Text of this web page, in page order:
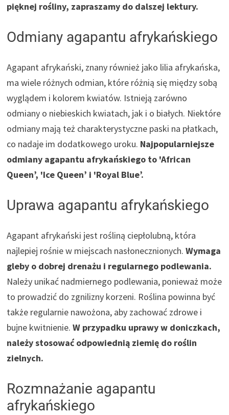
pięknej rośliny, zapraszamy do dalszej lektury.
Odmiany agapantu afrykańskiego
Agapant afrykański, znany również jako lilia afrykańska,
ma wiele różnych odmian, które różnią się między sobą
wyglądem i kolorem kwiatów. Istnieją zarówno
odmiany o niebieskich kwiatach, jak i o białych. Niektóre
odmiany mają też charakterystyczne paski na płatkach,
co nadaje im dodatkowego uroku. Najpopularniejsze
odmiany agapantu afrykańskiego to 'African
Queen’, 'Ice Queen’ i 'Royal Blue’.
Uprawa agapantu afrykańskiego
Agapant afrykański jest rośliną ciepłolubną, która
najlepiej rośnie w miejscach nasłonecznionych.Wymaga
gleby o dobrej drenażu i regularnego podlewania.
Należy unikać nadmiernego podlewania, ponieważ może
to prowadzić do zgnilizny korzeni. Roślina powinna być
także regularnie nawożona, aby zachować zdrowe i
bujne kwitnienie.W przypadku uprawy w doniczkach,
należy stosować odpowiednią ziemię do roślin
zielnych.
Rozmnażanie agapantu
afrykańskiego